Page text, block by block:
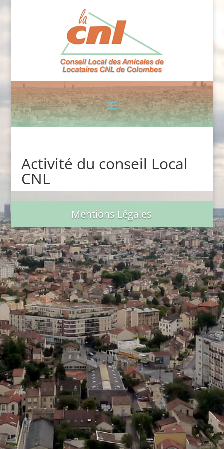
Activité du conseil Local
CNL
Mentions Légales